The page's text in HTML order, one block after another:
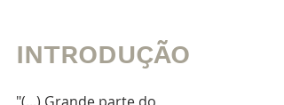
INTRODUÇÃO
"(...) Grande parte do